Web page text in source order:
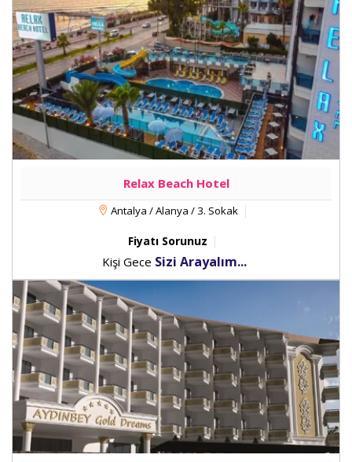
Relax Beach Hotel
Antalya / Alanya / 3. Sokak
Fiyatı Sorunuz
Kişi Gece Sizi Arayalım...